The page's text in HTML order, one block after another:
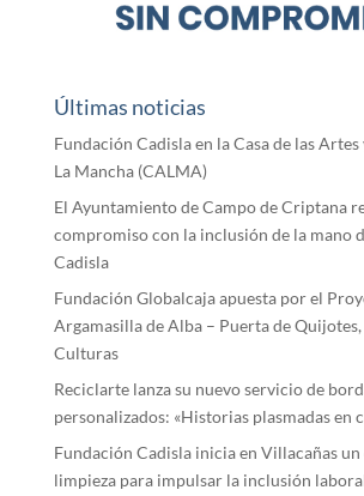
Últimas noticias
Fundación Cadisla en la Casa de las Artes
La Mancha (CALMA)
El Ayuntamiento de Campo de Criptana
compromiso con la inclusión de la mano
Cadisla
Fundación Globalcaja apuesta por el
Argamasilla de Alba – Puerta de
Culturas
Reciclarte lanza su nuevo servicio de
personalizados: «Historias plasmadas en
Fundación Cadisla inicia en Villacañas un
limpieza para impulsar la inclusión